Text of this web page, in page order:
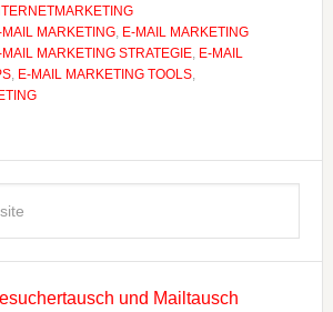
MAIL MARKETING, E-MAIL MARKETING
MAIL MARKETING STRATEGIE, E-MAIL
, E-MAIL MARKETING TOOLS,